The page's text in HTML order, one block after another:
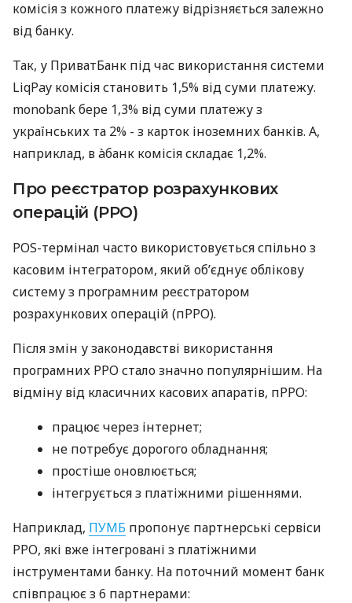
комісія з кожного платежу відрізняється залежно
від банку.
Так, у ПриватБанк під час використання системи
LiqPay комісія становить 1,5% від суми платежу.
monobank бере 1,3% від суми платежу з
українських та 2% - з карток іноземних банків. А,
наприклад, в àбанк комісія складає 1,2%.
Про реєстратор розрахункових
операцій (РРО)
POS-термінал часто використовується спільно з
касовим інтегратором, який об’єднує облікову
систему з програмним реєстратором
розрахункових операцій (пРРО).
Після змін у законодавстві використання
програмних РРО стало значно популярнішим. На
відміну від класичних касових апаратів, пРРО:
працює через інтернет;
не потребує дорогого обладнання;
простіше оновлюється;
інтегрується з платіжними рішеннями.
Наприклад, ПУМБ пропонує партнерські сервіси
РРО, які вже інтегровані з платіжними
інструментами банку. На поточний момент банк
співпрацює з 6 партнерами: